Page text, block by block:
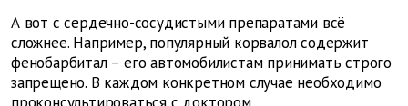
А вот с сердечно-сосудистыми препаратами всё
сложнее. Например, популярный корвалол содержит
фенобарбитал – его автомобилистам принимать строго
запрещено. В каждом конкретном случае необходимо